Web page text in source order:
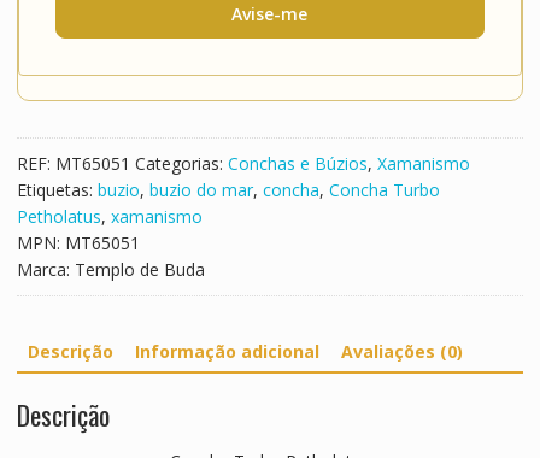
Avise-me
REF: MT65051 Categorias: Conchas e Búzios, Xamanismo
Etiquetas: buzio, buzio do mar, concha, Concha Turbo
Petholatus, xamanismo
MPN: MT65051
Marca: Templo de Buda
Descrição Informação adicional Avaliações (0)
Descrição